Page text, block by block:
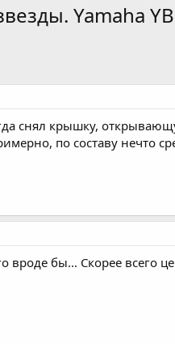
Yamaha
снял крышку,
по составу нечто
вроде бы... Скорее всего